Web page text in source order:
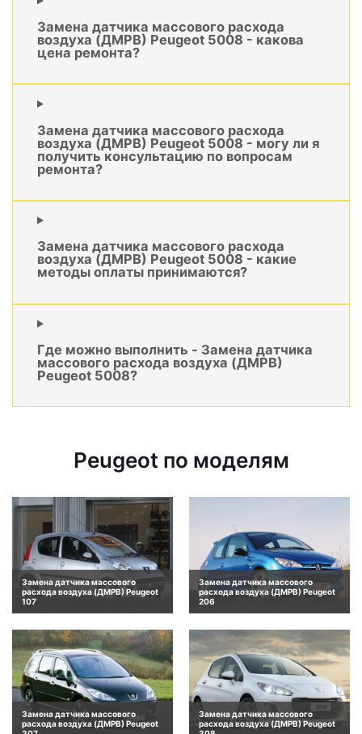
Замена датчика массового расхода
воздуха (ДМРВ) Peugeot 5008 - какова
цена ремонта?
Замена датчика массового расхода
воздуха (ДМРВ) Peugeot 5008 - могу ли я
получить консультацию по вопросам
ремонта?
Замена датчика массового расхода
воздуха (ДМРВ) Peugeot 5008 - какие
методы оплаты принимаются?
Где можно выполнить - Замена датчика
массового расхода воздуха (ДМРВ)
Peugeot 5008?
Peugeot по моделям
Замена датчика массового
расхода воздуха (ДМРВ) Peugeot
107
Замена датчика массового
расхода воздуха (ДМРВ) Peugeot
206
Замена датчика массового
расхода воздуха (ДМРВ) Peugeot
Замена датчика массового
расхода воздуха (ДМРВ) Peugeot